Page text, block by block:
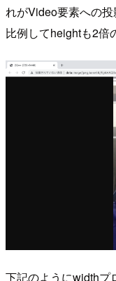
れがVideo要素への
比例してheightも2倍
下記のようにwidthプ